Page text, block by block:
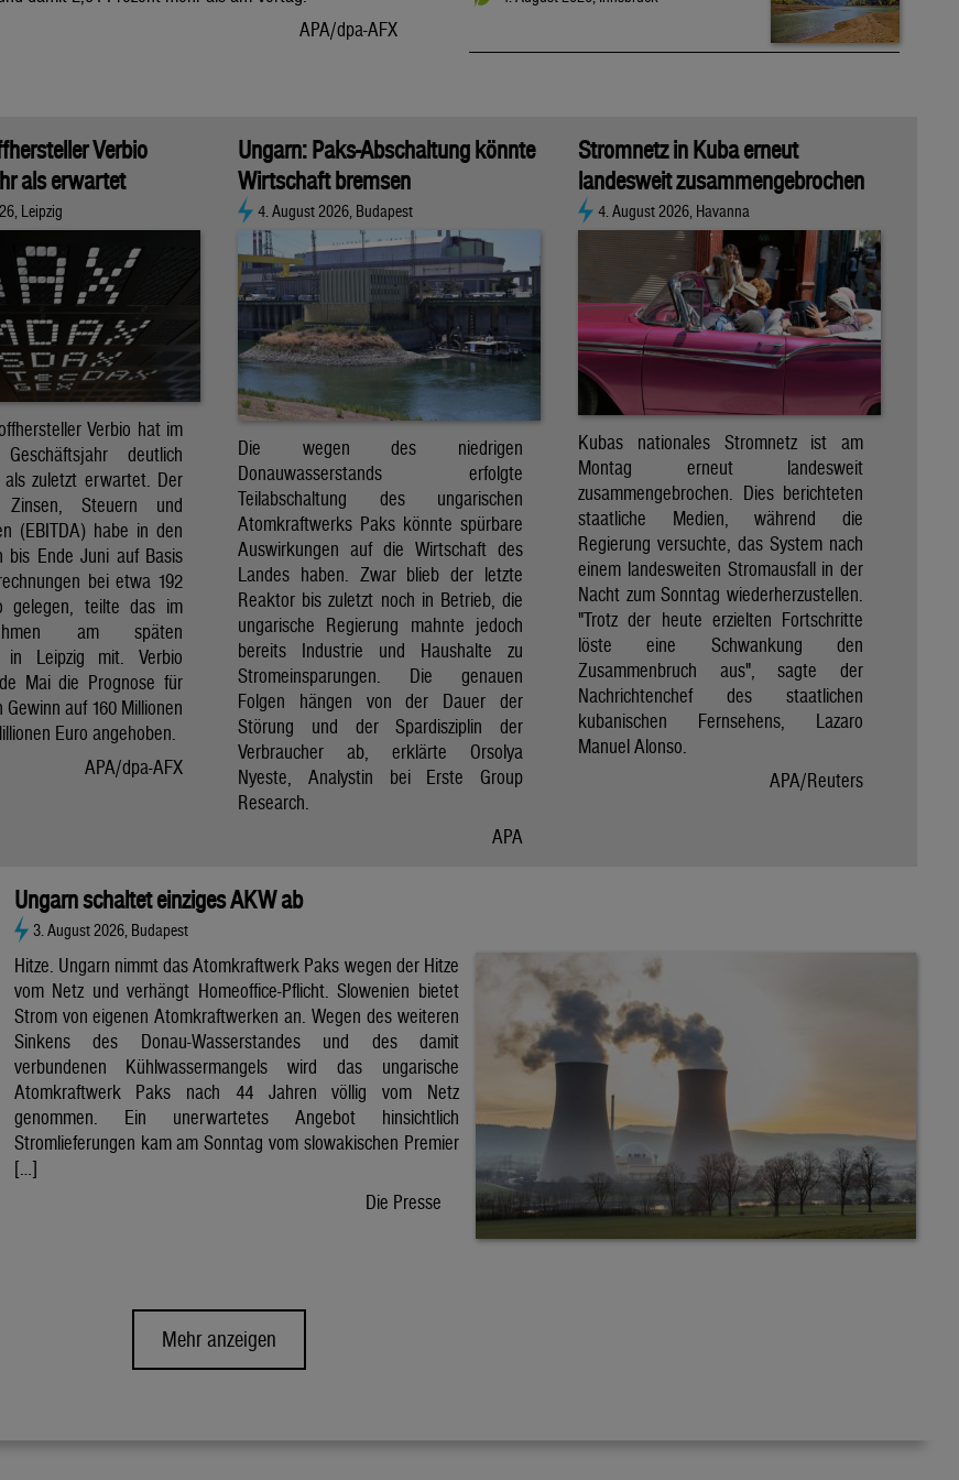
APA/dpa-AFX
Verbio
als erwartet
Leipzig
Verbio hat im
deutlich
zuletzt erwartet. Der
Steuern und
(EBITDA) habe in den
bis Ende Juni auf Basis
bei etwa 192
gelegen, teilte das im
am späten
in Leipzig mit. Verbio
Mai die Prognose für
auf 160 Millionen
Euro angehoben.
APA/dpa-AFX
Ungarn: Paks-Abschaltung könnte
Wirtschaft bremsen
4. August 2026, Budapest
Die wegen des niedrigen
Donauwasserstands erfolgte
Teilabschaltung des ungarischen
Atomkraftwerks Paks könnte spürbare
Auswirkungen auf die Wirtschaft des
Landes haben. Zwar blieb der letzte
Reaktor bis zuletzt noch in Betrieb, die
ungarische Regierung mahnte jedoch
bereits Industrie und Haushalte zu
Stromeinsparungen. Die genauen
Folgen hängen von der Dauer der
Störung und der Spardisziplin der
Verbraucher ab, erklärte Orsolya
Nyeste, Analystin bei Erste Group
Research.
APA
Stromnetz in Kuba erneut
landesweit zusammengebrochen
4. August 2026, Havanna
Kubas nationales Stromnetz ist am
Montag erneut landesweit
zusammengebrochen. Dies berichteten
staatliche Medien, während die
Regierung versuchte, das System nach
einem landesweiten Stromausfall in der
Nacht zum Sonntag wiederherzustellen.
"Trotz der heute erzielten Fortschritte
löste eine Schwankung den
Zusammenbruch aus", sagte der
Nachrichtenchef des staatlichen
kubanischen Fernsehens, Lazaro
Manuel Alonso.
APA/Reuters
Ungarn schaltet einziges AKW ab
3. August 2026, Budapest
Hitze. Ungarn nimmt das Atomkraftwerk Paks wegen der Hitze
vom Netz und verhängt Homeoffice-Pflicht. Slowenien bietet
Strom von eigenen Atomkraftwerken an. Wegen des weiteren
Sinkens des Donau-Wasserstandes und des damit
verbundenen Kühlwassermangels wird das ungarische
Atomkraftwerk Paks nach 44 Jahren völlig vom Netz
genommen. Ein unerwartetes Angebot hinsichtlich
Stromlieferungen kam am Sonntag vom slowakischen Premier
[…]
Die Presse
Mehr anzeigen